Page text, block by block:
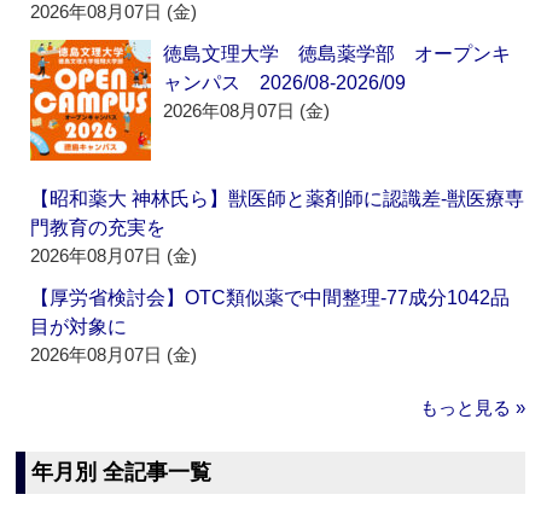
2026年08月07日 (金)
徳島文理大学 徳島薬学部 オープンキ
ャンパス 2026/08-2026/09
2026年08月07日 (金)
【昭和薬大 神林氏ら】獣医師と薬剤師に認識差‐獣医療専
門教育の充実を
2026年08月07日 (金)
【厚労省検討会】OTC類似薬で中間整理‐77成分1042品
目が対象に
2026年08月07日 (金)
もっと見る »
年月別 全記事一覧